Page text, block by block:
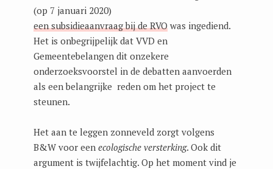
(op 7 januari 2020)
een subsidieaanvraag bij de RVO was ingediend.
Het is onbegrijpelijk dat VVD en
Gemeentebelangen dit onzekere
onderzoeksvoorstel in de debatten aanvoerden
als een belangrijke reden om het project te
steunen.
Het aan te leggen zonneveld zorgt volgens
B&W voor eenecologische versterking. Ook dit
argument is twijfelachtig. Op het moment vind je